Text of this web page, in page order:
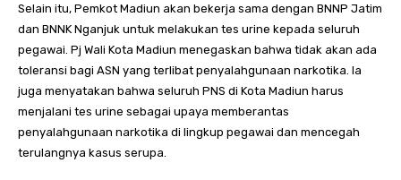
Selain itu, Pemkot Madiun akan bekerja sama dengan BNNP Jatim
dan BNNK Nganjuk untuk melakukan tes urine kepada seluruh
pegawai. Pj Wali Kota Madiun menegaskan bahwa tidak akan ada
toleransi bagi ASN yang terlibat penyalahgunaan narkotika. Ia
juga menyatakan bahwa seluruh PNS di Kota Madiun harus
menjalani tes urine sebagai upaya memberantas
penyalahgunaan narkotika di lingkup pegawai dan mencegah
terulangnya kasus serupa.